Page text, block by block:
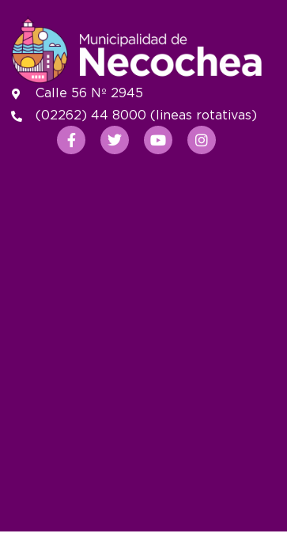
Calle 56 Nº 2945
(02262) 44 8000 (lineas rotativas)